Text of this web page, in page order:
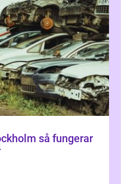
fungerar